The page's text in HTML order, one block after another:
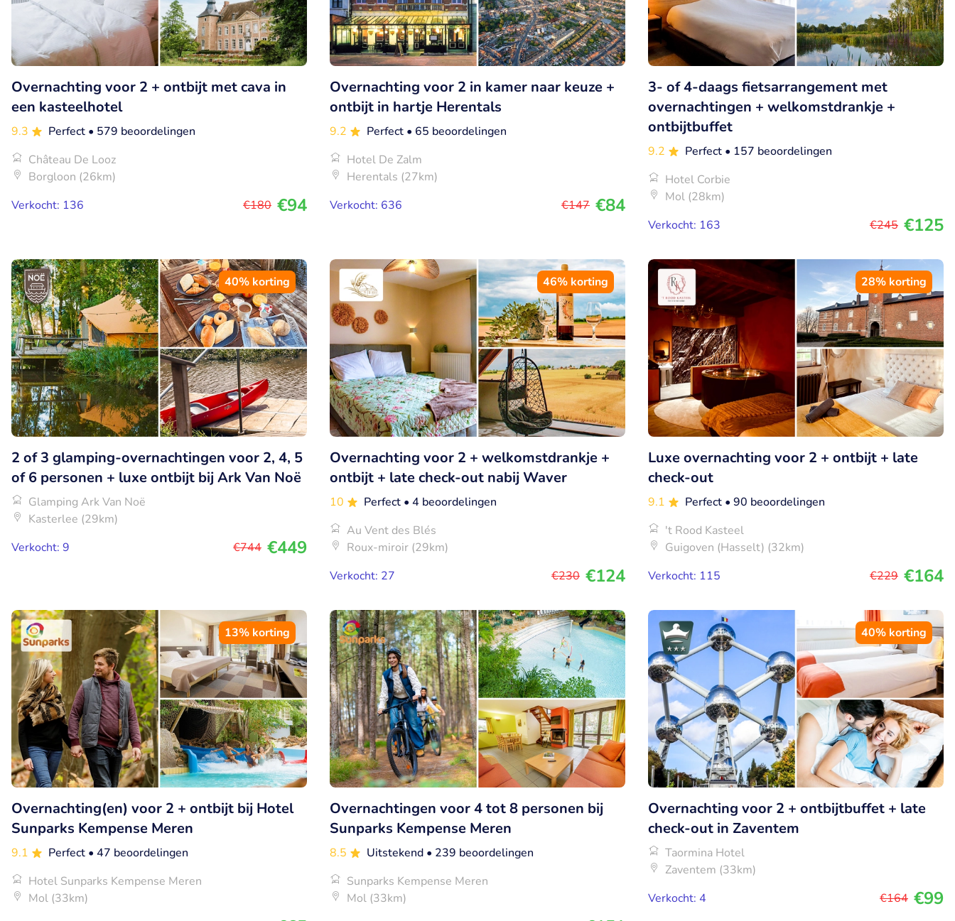
Overnachting voor 2 + ontbijt met cava in
een kasteelhotel
9.3 Perfect • 579 beoordelingen
Château De Looz
Borgloon (26km)
Verkocht: 136
€180 €94
Overnachting voor 2 in kamer naar keuze +
ontbijt in hartje Herentals
9.2 Perfect • 65 beoordelingen
Hotel De Zalm
Herentals (27km)
Verkocht: 636
€147 €84
3- of 4-daags fietsarrangement met
overnachtingen + welkomstdrankje +
ontbijtbuffet
9.2 Perfect • 157 beoordelingen
Hotel Corbie
Mol (28km)
Verkocht: 163
€245 €125
40% korting
2 of 3 glamping-overnachtingen voor 2, 4, 5
of 6 personen + luxe ontbijt bij Ark Van Noë
Glamping Ark Van Noë
Kasterlee (29km)
Verkocht: 9
€744 €449
46% korting
Overnachting voor 2 + welkomstdrankje +
ontbijt + late check-out nabij Waver
10 Perfect • 4 beoordelingen
Au Vent des Blés
Roux-miroir (29km)
Verkocht: 27
€230 €124
28% korting
Luxe overnachting voor 2 + ontbijt + late
check-out
9.1 Perfect • 90 beoordelingen
't Rood Kasteel
Guigoven (Hasselt) (32km)
Verkocht: 115
€229 €164
13% korting
Overnachting(en) voor 2 + ontbijt bij Hotel
Sunparks Kempense Meren
9.1 Perfect • 47 beoordelingen
Hotel Sunparks Kempense Meren
Mol (33km)
Overnachtingen voor 4 tot 8 personen bij
Sunparks Kempense Meren
8.5 Uitstekend • 239 beoordelingen
Sunparks Kempense Meren
Mol (33km)
40% korting
Overnachting voor 2 + ontbijtbuffet + late
check-out in Zaventem
Taormina Hotel
Zaventem (33km)
Verkocht: 4
€164 €99